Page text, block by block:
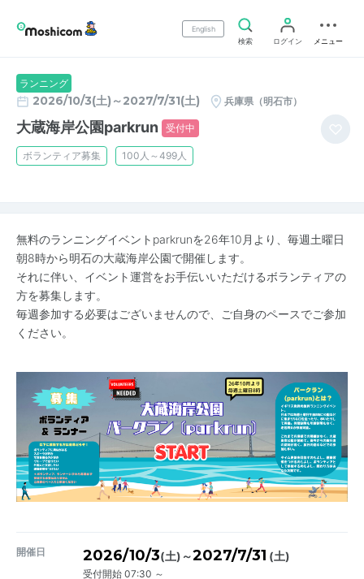
English
検索
ログイン メニュー
ランニング
2026/10/3(土)～2027/7/31(土) 兵庫県（明石市）
大蔵海岸公園parkrun 受付中
ボランティア募集 100人～499人
無料のランニングイベントparkrunを26年10月より、毎週土曜日
朝8時から明石の大蔵海岸公園で開催します。
それに伴い、イベント運営をお手伝いいただけるボランティアの
方を募集します。
毎週参加する必要はございませんので、ご自身のペースでご参加
ください。
開催日 2026/10/3(土) ～2027/7/31 (土)
受付開始 07:30 ～